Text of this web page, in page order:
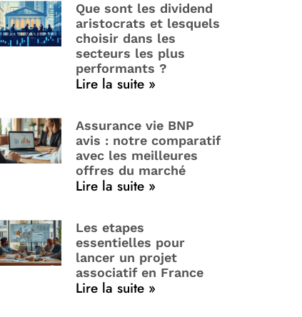
Que sont les dividend
aristocrats et lesquels
choisir dans les
secteurs les plus
performants ?
Lire la suite »
Assurance vie BNP
avis : notre comparatif
avec les meilleures
offres du marché
Lire la suite »
Les etapes
essentielles pour
lancer un projet
associatif en France
Lire la suite »